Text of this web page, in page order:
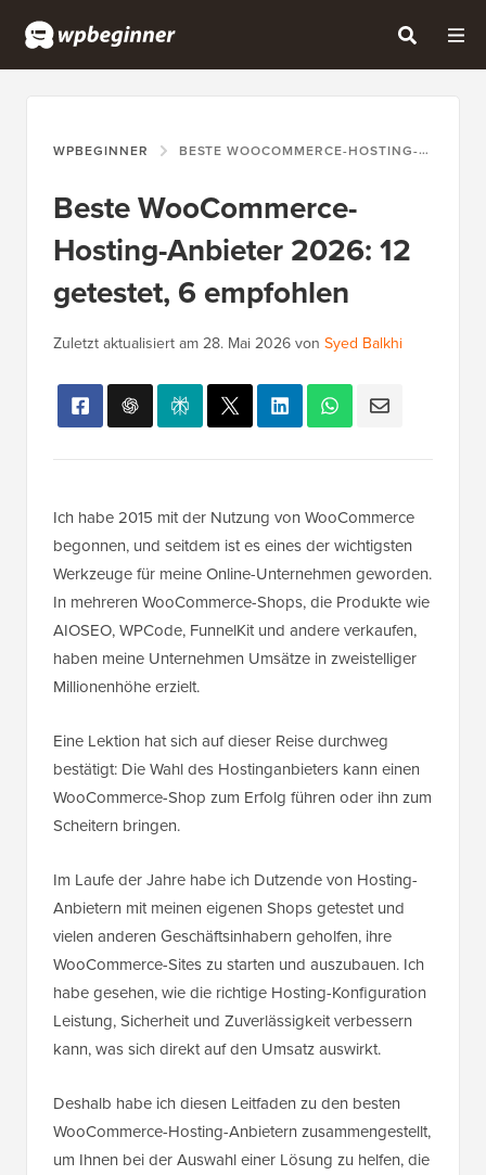
WPBEGINNER BESTE WOOCOMMERCE-HOSTING-ANBIETER 2026: 12 GETESTET, 6 EMPFOHLEN
Beste WooCommerce-
Hosting-Anbieter 2026: 12
getestet, 6 empfohlen
Zuletzt aktualisiert am28. Mai 2026von Syed Balkhi
Ich habe 2015 mit der Nutzung von WooCommerce
begonnen, und seitdem ist es eines der wichtigsten
Werkzeuge für meine Online-Unternehmen geworden.
In mehreren WooCommerce-Shops, die Produkte wie
AIOSEO, WPCode, FunnelKit und andere verkaufen,
haben meine Unternehmen Umsätze in zweistelliger
Millionenhöhe erzielt.
Eine Lektion hat sich auf dieser Reise durchweg
bestätigt: Die Wahl des Hostinganbieters kann einen
WooCommerce-Shop zum Erfolg führen oder ihn zum
Scheitern bringen.
Im Laufe der Jahre habe ich Dutzende von Hosting-
Anbietern mit meinen eigenen Shops getestet und
vielen anderen Geschäftsinhabern geholfen, ihre
WooCommerce-Sites zu starten und auszubauen. Ich
habe gesehen, wie die richtige Hosting-Konfiguration
Leistung, Sicherheit und Zuverlässigkeit verbessern
kann, was sich direkt auf den Umsatz auswirkt.
Deshalb habe ich diesen Leitfaden zu den besten
WooCommerce-Hosting-Anbietern zusammengestellt,
um Ihnen bei der Auswahl einer Lösung zu helfen, die